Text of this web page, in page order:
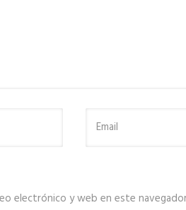
electrónico y web en este